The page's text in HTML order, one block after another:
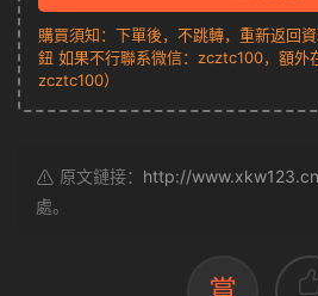
購買須知：下單後，不跳轉，重新返回
鈕 如果不行聯系微信：zcztc100，額外
zcztc100）
原文鏈接： http://
處。